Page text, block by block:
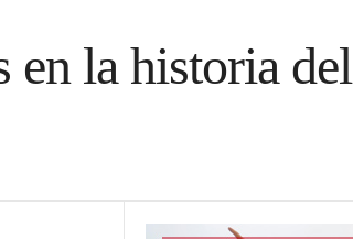
en la historia del